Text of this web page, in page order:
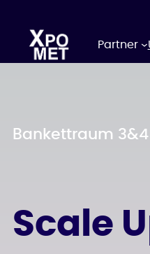
Inhalt
springen
Partner
Bankettraum 3&4
Scale